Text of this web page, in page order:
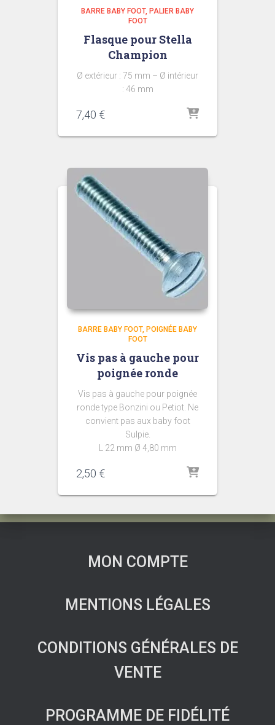
BARRE BABY FOOT PALIER BABY
FOOT
Flasque pour Stella
Champion
Ø extérieur : 75 mm – Ø intérieur
: 46 mm
7,40 €
BARRE BABY FOOT POIGNÉE BABY
FOOT
Vis pas à gauche pour
poignée ronde
Vis pas à gauche pour poignée
ronde type Bonzini ou Petiot. Ne
convient pas aux baby foot
Sulpie.
L 22 mm Ø 4,80 mm
2,50 €
MON COMPTE
MENTIONS LÉGALES
CONDITIONS GÉNÉRALES DE
VENTE
PROGRAMME DE FIDÉLITÉ